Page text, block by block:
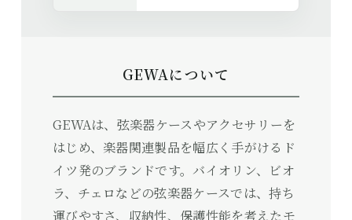
GEWAについて
GEWAは、弦楽器ケースやアクセサリーを
はじめ、楽器関連製品を幅広く手がけるド
イツ発のブランドです。バイオリン、ビオ
ラ、チェロなどの弦楽器ケースでは、持ち
運びやすさ、収納性、保護性能を考えたモ